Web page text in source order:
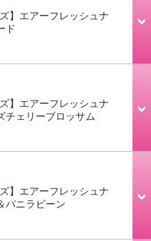
】エアーフレッシュナ
ド
】エアーフレッシュナ
チェリーブロッサム
】エアーフレッシュナ
バニラビーン